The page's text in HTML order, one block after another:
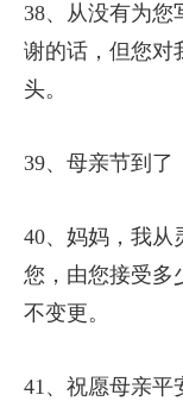
38、从没有为您
谢的话，但您对
头。
39、母亲节到了
40、妈妈，我从
您，由您接受多
不变更。
41、祝愿母亲平